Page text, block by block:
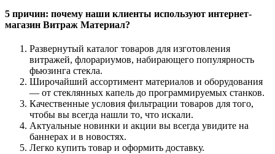
5 причин: почему наши клиенты используют интернет-
магазин Витраж Материал?
Развернутый каталог товаров для изготовления
витражей, флорариумов, набирающего популярность
фьюзинга стекла.
Широчайший ассортимент материалов и оборудования
— от стеклянных капель до программируемых станков.
Качественные условия фильтрации товаров для того,
чтобы вы всегда нашли то, что искали.
Актуальные новинки и акции вы всегда увидите на
баннерах и в новостях.
Легко купить товар и оформить доставку.